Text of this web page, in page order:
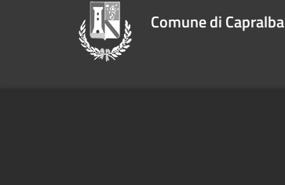
Comune di Capralba